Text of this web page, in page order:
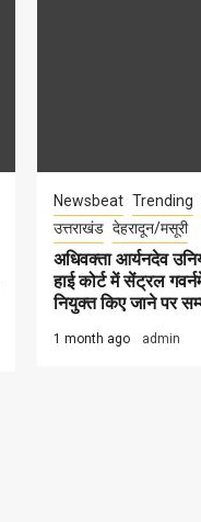
Newsbeat Trending
उत्तराखंड देहरादून/मसूरी
अधिवक्ता आर्यनदेव
हाई कोर्ट में सेंट्रल
नियुक्त किए जाने पर
1 month ago admin